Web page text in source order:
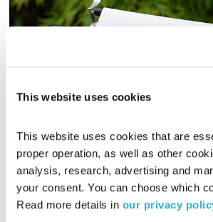
This website uses cookies
This website uses cookies that are
proper operation, as well as other
analysis, research, advertising and
your consent. You can choose which
Read more details in our privacy
ושמואל שאול
ודליק ווליניץ ברצועה מרחיבת פרספקטיבה